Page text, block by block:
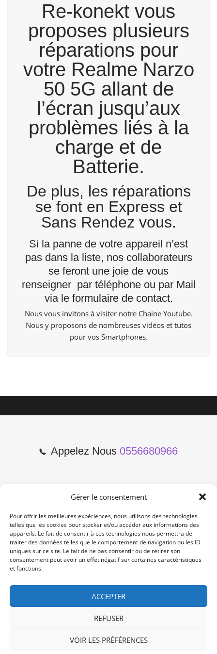
Gérer le consentement
Pour offrir les meilleures expériences, nous utilisons des technologies
telles que les cookies pour stocker et/ou accéder aux informations des
appareils. Le fait de consentir à ces technologies nous permettra de
traiter des données telles que le comportement de navigation ou les ID
uniques sur ce site. Le fait de ne pas consentir ou de retirer son
consentement peut avoir un effet négatif sur certaines caractéristiques
et fonctions.
ACCEPTER
REFUSER
VOIR LES PRÉFÉRENCES
Re-konekt vous
proposes plusieurs
réparations pour
votre Realme Narzo
50 5G allant de
l’écran jusqu’aux
problèmes liés à la
charge et de
Batterie.
De plus, les réparations
se font en Express et
Sans Rendez vous.
Si la panne de votre appareil n’est
pas dans la liste, nos collaborateurs
se feront une joie de vous
renseigner par téléphone ou par Mail
via le formulaire de contact.
Nous vous invitons à visiter notre Chaine Youtube.
Nous y proposons de nombreuses vidéos et tutos
pour vos Smartphones.
Appelez Nous 0556680966
2 Cours de l'Yser 33800
Bordeaux
Lun-Samedi: 10:00 -19:00
Non Stop
/ /